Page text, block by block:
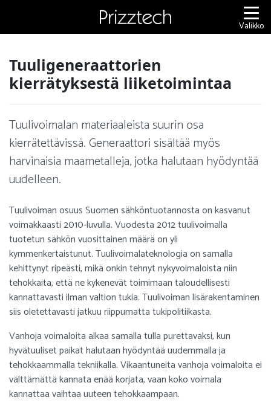
Valikko
Tuuligeneraattorien
kierrätyksestä liiketoimintaa
Tuulivoimalan materiaaleista suurin osa
kierrätettävissä. Generaattori sisältää myös
harvinaisia maametalleja, jotka halutaan hyödyntää
uudelleen.
Tuulivoiman osuus Suomen sähköntuotannosta on kasvanut
voimakkaasti 2010-luvulla. Vuodesta 2012 tuulivoimalla
tuotetun sähkön vuosittainen määrä on yli
kymmenkertaistunut. Tuulivoimalateknologia on samalla
kehittynyt ripeästi, mikä onkin tehnyt nykyvoimaloista niin
tehokkaita, että ne kykenevät toimimaan taloudellisesti
kannattavasti ilman valtion tukia. Tuulivoiman lisärakentaminen
siis oletettavasti jatkuu riippumatta tukipolitiikasta.
Vanhoja voimaloita alkaa samalla tulla purettavaksi, kun
hyvätuuliset paikat halutaan hyödyntää uudemmalla ja
tehokkaammalla tekniikalla. Vikaantuneita vanhoja voimaloita ei
välttämättä kannata enää korjata, vaan koko voimala
kannattaa vaihtaa uuteen tehokkaampaan.